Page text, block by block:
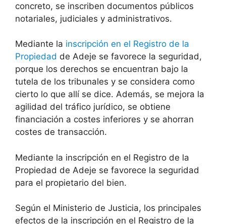
concreto, se inscriben documentos públicos
notariales, judiciales y administrativos.
Mediante la inscripción en el Registro de la
Propiedad de Adeje se favorece la seguridad,
porque los derechos se encuentran bajo la
tutela de los tribunales y se considera como
cierto lo que allí se dice. Además, se mejora la
agilidad del tráfico jurídico, se obtiene
financiación a costes inferiores y se ahorran
costes de transacción.
Mediante la inscripción en el Registro de la
Propiedad de Adeje se favorece la seguridad
para el propietario del bien.
Según el Ministerio de Justicia, los principales
efectos de la inscripción en el Registro de la